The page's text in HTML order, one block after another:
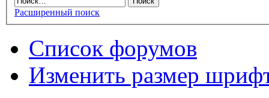
Расширенный поиск
Список форумов
Изменить размер